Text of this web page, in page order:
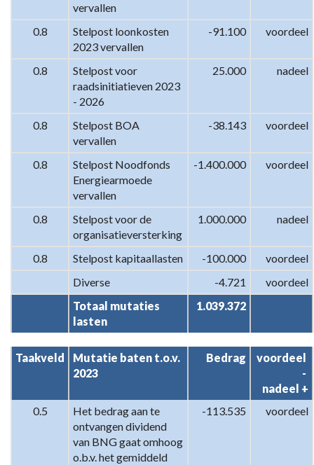
vervallen
0.8
Stelpost loonkosten
2023 vervallen
-91.100 voordeel
0.8
Stelpost voor
raadsinitiatieven 2023
- 2026
25.000 nadeel
0.8
Stelpost BOA
vervallen
-38.143 voordeel
0.8
Stelpost Noodfonds
Energiearmoede
vervallen
-1.400.000 voordeel
0.8
Stelpost voor de
organisatieversterking
1.000.000 nadeel
0.8 Stelpost kapitaallasten -100.000
voordeel
Diverse
-4.721
voordeel
Totaal mutaties
lasten
1.039.372
Taakveld
Mutatie baten t.o.v.
2023
Bedrag
voordeel
-
nadeel +
0.5
Het bedrag aan te
ontvangen dividend
van BNG gaat omhoog
o.b.v. het gemiddeld
-113.535 voordeel